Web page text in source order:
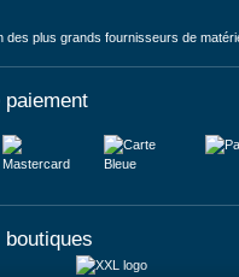
des plus grands fournisseurs de
paiement